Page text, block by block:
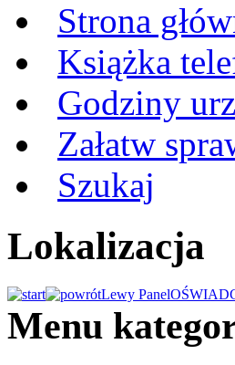
Strona
Książka
Godziny
Załatw
Szukaj
Lokalizacja
Lewy Panel
Menu